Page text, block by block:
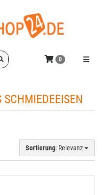
Menü
0
Sortierung: Relevanz